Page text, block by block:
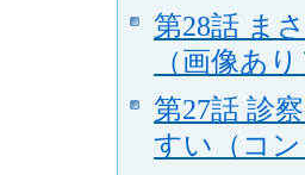
第28話 ま
（画像あ
第27話 診
すい（コ